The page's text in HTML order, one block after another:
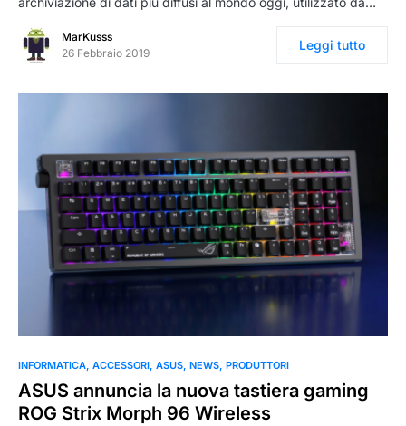
MarKusss
26 Febbraio 2019
Leggi tutto
INFORMATICA ACCESSORI ASUS NEWS PRODUTTORI
ASUS annuncia la nuova tastiera gaming
ROG Strix Morph 96 Wireless